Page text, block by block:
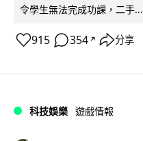
令學生無法完成功課，二手...
915 354 ↗ 分享
科技娛樂 遊戲情報